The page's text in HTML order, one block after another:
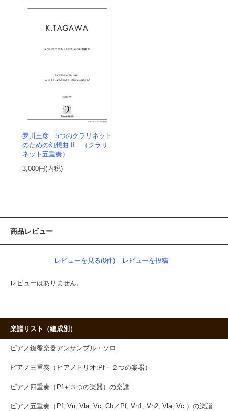
夛川王彦 5つのクラリネット
のための幻想曲 II （クラリ
ネット五重奏）
3,000円(内税)
商品レビュー
レビューを見る(0件) レビューを投稿
レビューはありません。
楽譜リスト（編成別）
ピアノ鍵盤楽器アンサンブル・ソロ
ピアノ三重奏（ピアノトリオ:Pf＋２つの楽器）
ピアノ四重奏（Pf＋３つの楽器）の楽譜
ピアノ五重奏（Pf, Vn, Vla, Vc, Cb／Pf, Vn1, Vn2, Vla, Vc ）の楽譜